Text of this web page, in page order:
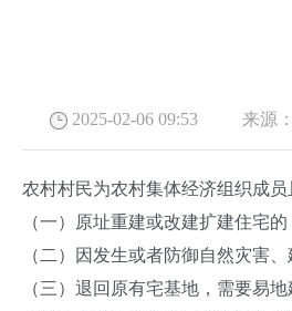
2025-02-06 09:53 来源：
农村村民为农村集体经济组织成
（一）原址重建或改建扩建住宅的
（二）因发生或者防御自然灾害
（三）退回原有宅基地，需要易地